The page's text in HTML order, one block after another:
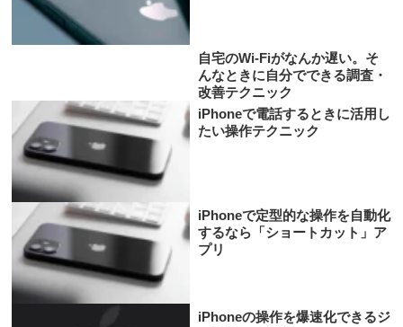
自宅のWi-Fiがなんか遅い。そ
んなときに自分でできる調査・
改善テクニック
iPhoneで電話するときに活用し
たい操作テクニック
iPhoneで定型的な操作を自動化
するなら「ショートカット」ア
プリ
iPhoneの操作を爆速化できるジ